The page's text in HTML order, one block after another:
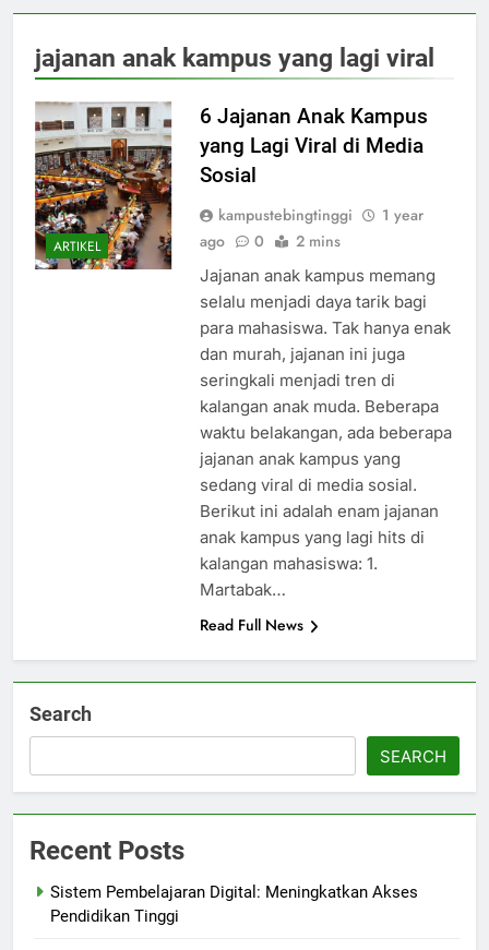
jajanan anak kampus yang lagi viral
ARTIKEL
6 Jajanan Anak Kampus
yang Lagi Viral di Media
Sosial
kampustebingtinggi
1 year
ago
0 2 mins
Jajanan anak kampus memang
selalu menjadi daya tarik bagi
para mahasiswa. Tak hanya enak
dan murah, jajanan ini juga
seringkali menjadi tren di
kalangan anak muda. Beberapa
waktu belakangan, ada beberapa
jajanan anak kampus yang
sedang viral di media sosial.
Berikut ini adalah enam jajanan
anak kampus yang lagi hits di
kalangan mahasiswa: 1.
Martabak…
Read Full News
Search
SEARCH
Recent Posts
Sistem Pembelajaran Digital: Meningkatkan Akses
Pendidikan Tinggi